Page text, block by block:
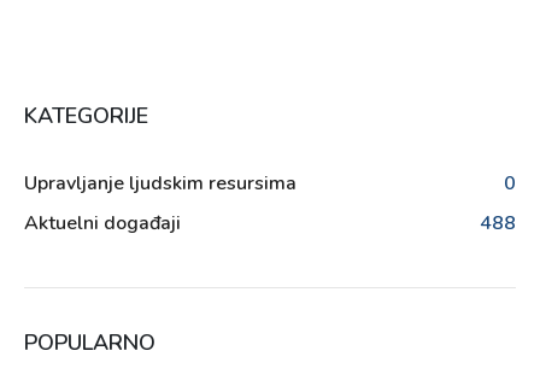
KATEGORIJE
Upravljanje ljudskim resursima
0
Aktuelni događaji
488
POPULARNO